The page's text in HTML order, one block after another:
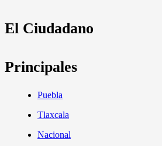
El Ciudadano
Principales
Puebla
Tlaxcala
Nacional